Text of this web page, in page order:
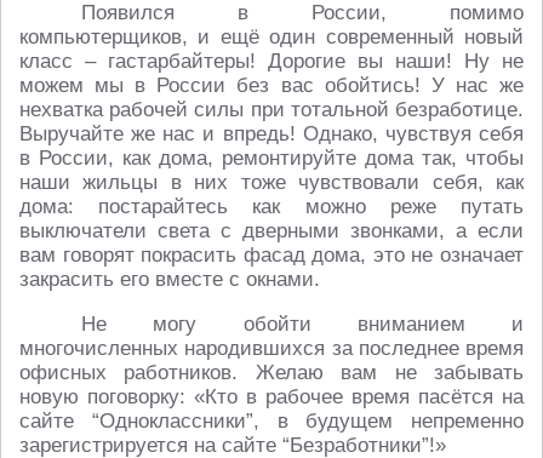
Появился в России, помимо
компьютерщиков, и ещё один современный новый
класс – гастарбайтеры! Дорогие вы наши! Ну не
можем мы в России без вас обойтись! У нас же
нехватка рабочей силы при тотальной безработице.
Выручайте же нас и впредь! Однако, чувствуя себя
в России, как дома, ремонтируйте дома так, чтобы
наши жильцы в них тоже чувствовали себя, как
дома: постарайтесь как можно реже путать
выключатели света с дверными звонками, а если
вам говорят покрасить фасад дома, это не означает
закрасить его вместе с окнами.
Не могу обойти вниманием и
многочисленных народившихся за последнее время
офисных работников. Желаю вам не забывать
новую поговорку: «Кто в рабочее время пасётся на
сайте “Одноклассники”, в будущем непременно
зарегистрируется на сайте “Безработники”!»